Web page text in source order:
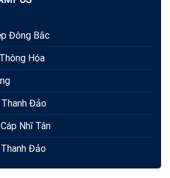
Đông Bắc
Hóa
Thanh Đảo
Nhĩ Tân
Đảo